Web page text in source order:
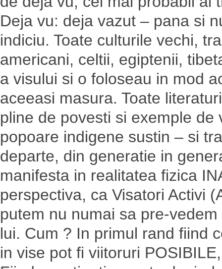
Deja vu: deja vazut – pana si
indiciu. Toate culturile vechi,
americani, celtii, egiptenii,
a visului si o foloseau in mod
aceeasi masura. Toate
pline de povesti si exemple
popoare indigene sustin – si
departe, din generatie in
manifesta in realitatea fizica
perspectiva, ca Visatori Activi
putem nu numai sa pre-
lui. Cum ? In primul rand fiind
in vise pot fi viitoruri